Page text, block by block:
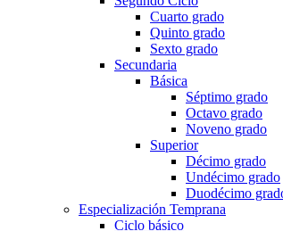
Cuarto grado
Quinto grado
Sexto grado
Secundaria
Básica
Séptimo grado
Octavo grado
Noveno grado
Superior
Décimo grado
Undécimo grado
Duodécimo
Especialización Temprana
Ciclo básico